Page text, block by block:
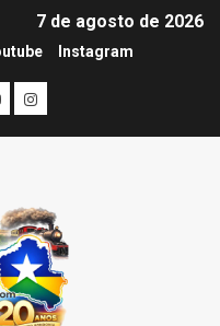
7 de agosto de 2026
Instagram